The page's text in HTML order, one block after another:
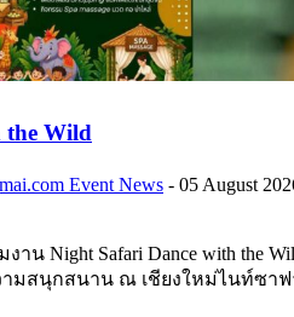
the Wild
Event News - 05 August
น Night Safari Dance with the
มสนุกสนาน ณ เชียงใหม่ไนท์ซาฟ